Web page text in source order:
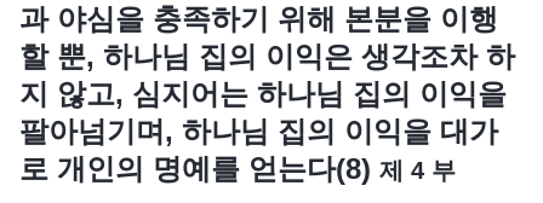
과 야심을 충족하기 위해 본분을 이행
할 뿐, 하나님 집의 이익은 생각조차 하
지 않고, 심지어는 하나님 집의 이익을
팔아넘기며, 하나님 집의 이익을 대가
로 개인의 명예를 얻는다(8) 제 4 부